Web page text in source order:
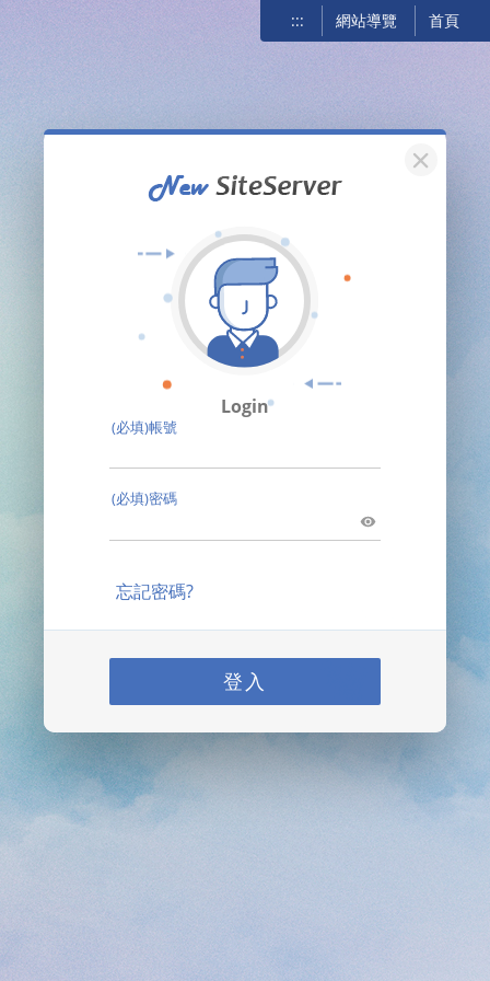
::: 網站導覽 首頁
關閉
Login
(必填)帳號
(必填)密碼
忘記密碼?
登入